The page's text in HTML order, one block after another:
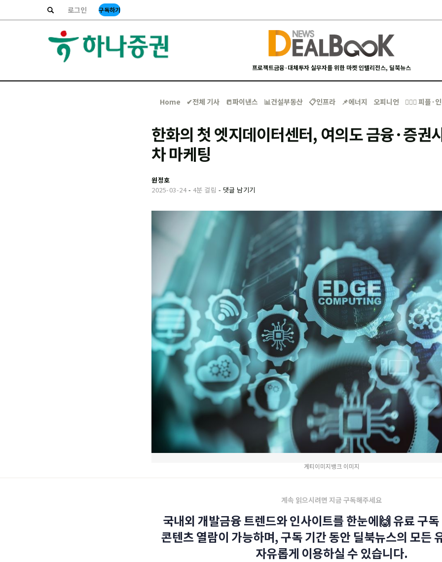
로그인 구독하기
프로젝트금융·대체투자 실무자를 위한 마켓 인텔리전스, 딜북뉴스
Home ✔︎전체 기사 📒파이낸스 📊건설부동산 📋인프라 📌에너지 오피니언 🙋🏻‍♂️ 피플·
한화의 첫 엣지데이터센터, 여의도 금융·증권
차 마케팅
원정호
2025-03-24- 4분 걸림 - 댓글 남기기
게티이미지뱅크 이미지
계속 읽으시려면 지금 구독해주세요
국내외 개발금융 트렌드와 인사이트를 한눈에🙌 유료 구
콘텐츠 열람이 가능하며, 구독 기간 동안 딜북뉴스의 모든
자유롭게 이용하실 수 있습니다.